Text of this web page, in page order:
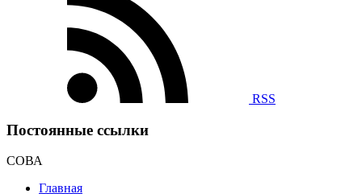
RSS
Постоянные ссылки
СОВА
Главная